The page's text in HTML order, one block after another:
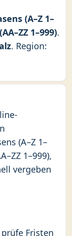
(A–Z 1–
1–999).
. Region:
(A–Z 1–
1–999),
vergeben
Fristen